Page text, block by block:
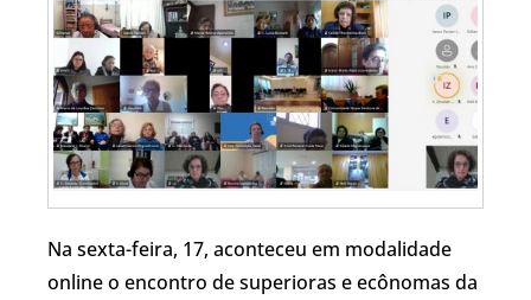
Na sexta-feira, 17, aconteceu em modalidade
online o encontro de superioras e ecônomas da